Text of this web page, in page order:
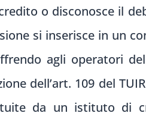
o disconosce il
si inserisce in un
agli operatori
dell’art. 109 del
da un istituto di